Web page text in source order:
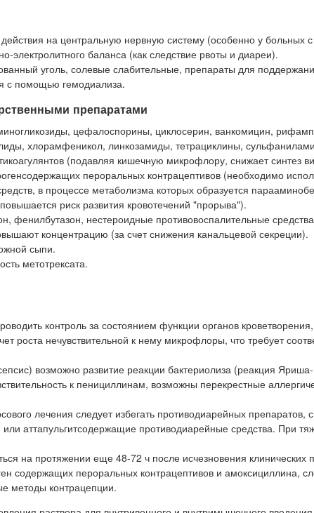
на центральную нервную систему (особенно у больных
электролитного баланса (как следствие рвоты и диареи).
уголь, солевые слабительные, препараты для
с помощью гемодиализа.
препаратами
цефалоспорины, циклосерин, ванкомицин,
хлорамфеникол, линкозамиды, тетрациклины,
(подавляя кишечную микрофлору, снижает синтез
пероральных контрацептивов (необходимо
в процессе метаболизма которых образуется
риск развития кровотечений "прорыва").
фенилбутазон, нестероидные противовоспалительные
концентрацию (за счет снижения канальцевой секреции).
сыпи.
метотрексата.
контроль за состоянием функции органов
роста нечувствительной к нему микрофлоры, что требует
возможно развитие реакции бактериолиза (реакция
к пенициллинам, возможны перекрестные
лечения следует избегать противодиарейных препаратов,
аттапульгитсодержащие противодиарейные средства. При
на протяжении еще 48-72 ч после исчезновения клинических
содержащих пероральных контрацептивов и амоксициллина,
методы контрацепции.